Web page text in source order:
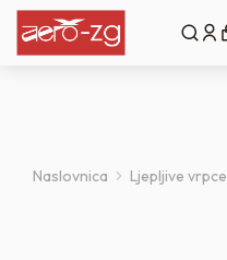
You are here:
Naslovnica Ljepljive vrpce